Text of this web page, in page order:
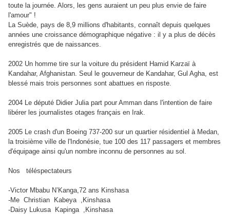
toute la journée. Alors, les gens auraient un peu plus envie de faire
l'amour" !
La Suède, pays de 8,9 millions d'habitants, connaît depuis quelques
années une croissance démographique négative : il y a plus de décès
enregistrés que de naissances.
2002 Un homme tire sur la voiture du président Hamid Karzaï à
Kandahar, Afghanistan. Seul le gouverneur de Kandahar, Gul Agha, est
blessé mais trois personnes sont abattues en risposte.
2004 Le député Didier Julia part pour Amman dans l'intention de faire
libérer les journalistes otages français en Irak.
2005 Le crash d'un Boeing 737-200 sur un quartier résidentiel à Medan,
la troisième ville de l'Indonésie, tue 100 des 117 passagers et membres
d'équipage ainsi qu'un nombre inconnu de personnes au sol.
Nos téléspectateurs
-Victor Mbabu N’Kanga,72 ans Kinshasa
-Me Christian Kabeya ,Kinshasa
-Daisy Lukusa
Kapinga ,Kinshasa